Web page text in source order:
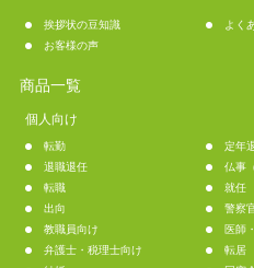
挨拶状の豆知識
よく
お客様の声
商品一覧
個人向け
転勤
定年
退職退任
仏事
転職
就任
出向
警察
教職員向け
医師
弁護士・税理士向け
転居